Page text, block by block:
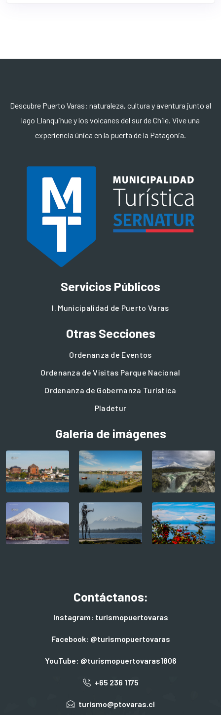
Descubre Puerto Varas: naturaleza, cultura y aventura junto al
lago Llanquihue y los volcanes del sur de Chile. Vive una
experiencia única en la puerta de la Patagonia.
Servicios Públicos
I. Municipalidad de Puerto Varas
Otras Secciones
Ordenanza de Eventos
Ordenanza de Visitas Parque Nacional
Ordenanza de Gobernanza Turística
Pladetur
Galería de imágenes
Contáctanos:
Instagram: turismopuertovaras
Facebook: @turismopuertovaras
YouTube: @turismopuertovaras1806
+65 236 1175
turismo@ptovaras.cl